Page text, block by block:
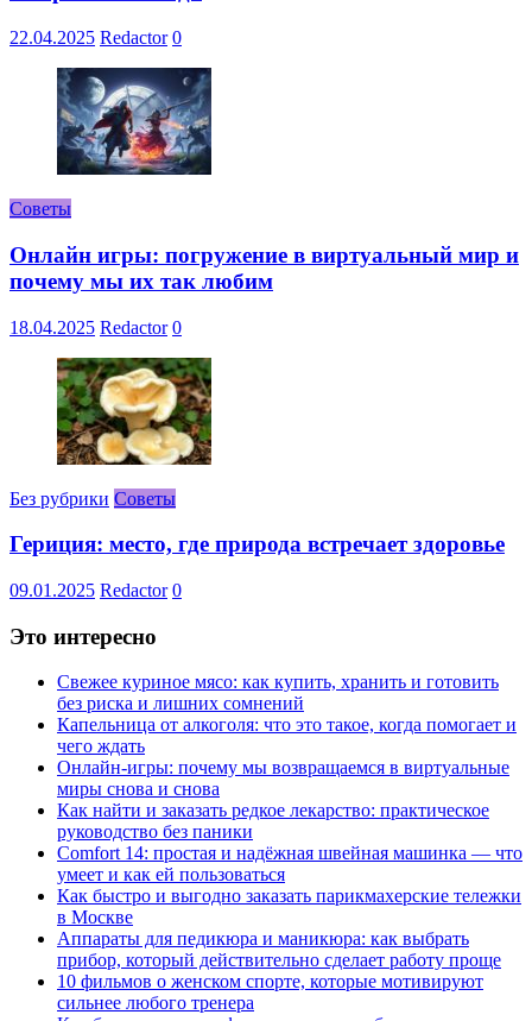
22.04.2025 Redactor 0
Советы
Онлайн игры: погружение в виртуальный мир и
почему мы их так любим
18.04.2025 Redactor 0
Без рубрики Советы
Гериция: место, где природа встречает здоровье
09.01.2025 Redactor 0
Это интересно
Свежее куриное мясо: как купить, хранить и готовить
без риска и лишних сомнений
Капельница от алкоголя: что это такое, когда помогает и
чего ждать
Онлайн-игры: почему мы возвращаемся в виртуальные
миры снова и снова
Как найти и заказать редкое лекарство: практическое
руководство без паники
Comfort 14: простая и надёжная швейная машинка — что
умеет и как ей пользоваться
Как быстро и выгодно заказать парикмахерские тележки
в Москве
Аппараты для педикюра и маникюра: как выбрать
прибор, который действительно сделает работу проще
10 фильмов о женском спорте, которые мотивируют
сильнее любого тренера